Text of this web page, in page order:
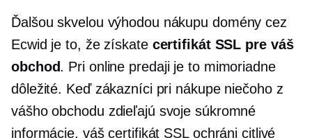
Ďalšou skvelou výhodou nákupu domény cez
Ecwid je to, že získate certifikát SSL pre váš
obchod. Pri online predaji je to mimoriadne
dôležité. Keď zákazníci pri nákupe niečoho z
vášho obchodu zdieľajú svoje súkromné ​​
informácie, váš certifikát SSL ochráni citlivé